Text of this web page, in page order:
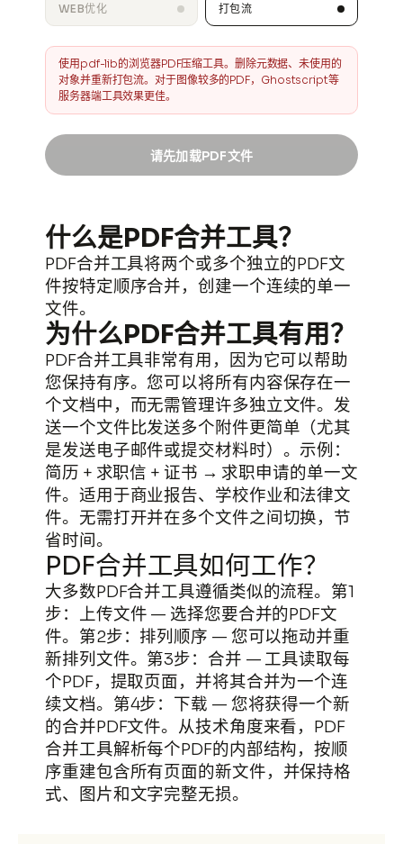
WEB优化 打包流
使用pdf-lib的浏览器PDF压缩工具。删除元数据、未使用的
对象并重新打包流。对于图像较多的PDF，Ghostscript等
服务器端工具效果更佳。
请先加载PDF文件
sortie.compressé.pdf
文件大小减少 0%
什么是PDF合并工具？
PDF合并工具将两个或多个独立的PDF文
件按特定顺序合并，创建一个连续的单一
文件。
为什么PDF合并工具有用？
PDF合并工具非常有用，因为它可以帮助
您保持有序。您可以将所有内容保存在一
个文档中，而无需管理许多独立文件。发
送一个文件比发送多个附件更简单（尤其
是发送电子邮件或提交材料时）。示例：
简历 + 求职信 + 证书 → 求职申请的单一文
件。适用于商业报告、学校作业和法律文
件。无需打开并在多个文件之间切换，节
省时间。
PDF合并工具如何工作？
大多数PDF合并工具遵循类似的流程。第1
步：上传文件 — 选择您要合并的PDF文
件。第2步：排列顺序 — 您可以拖动并重
新排列文件。第3步：合并 — 工具读取每
个PDF，提取页面，并将其合并为一个连
续文档。第4步：下载 — 您将获得一个新
的合并PDF文件。从技术角度来看，PDF
合并工具解析每个PDF的内部结构，按顺
序重建包含所有页面的新文件，并保持格
式、图片和文字完整无损。